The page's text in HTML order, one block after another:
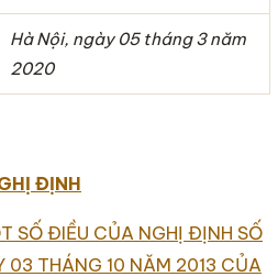
Hà Nội, ngày 05 tháng 3năm
2020
ĐỊNH
SỐ ĐIỀU CỦA NGHỊ ĐỊNH SỐ
THÁNG 10 NĂM 2013 CỦA